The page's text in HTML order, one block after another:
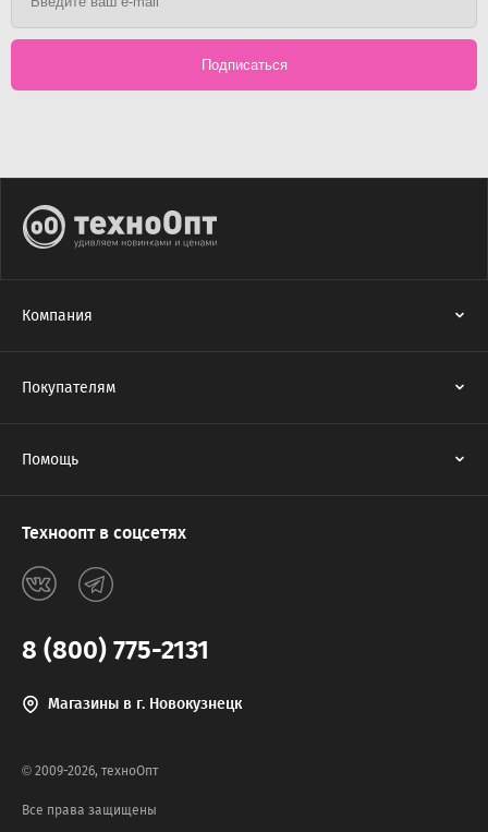
Подписаться
Компания
Покупателям
Помощь
Техноопт в соцсетях
8 (800) 775-2131
Магазины в г. Новокузнецк
© 2009-2026, техноОпт
Все права защищены